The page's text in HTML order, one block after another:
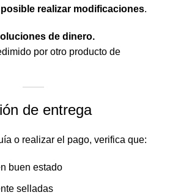
realizar modificaciones.
de dinero.
por otro producto de
de entrega
o realizar el pago, verifica que:
buen estado
selladas